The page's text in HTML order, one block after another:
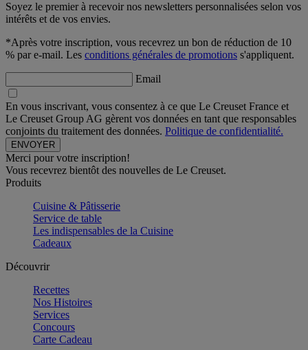
Soyez le premier à recevoir nos newsletters personnalisées selon vos
intérêts et de vos envies.
*Après votre inscription, vous recevrez un bon de réduction de 10
% par e-mail. Les conditions générales de promotions s'appliquent.
Email
En vous inscrivant, vous consentez à ce que Le Creuset France et
Le Creuset Group AG gèrent vos données en tant que responsables
conjoints du traitement des données. Politique de confidentialité.
Merci pour votre inscription!
Vous recevrez bientôt des nouvelles de Le Creuset.
Produits
Cuisine & Pâtisserie
Service de table
Les indispensables de la Cuisine
Cadeaux
Découvrir
Recettes
Nos Histoires
Services
Concours
Carte Cadeau